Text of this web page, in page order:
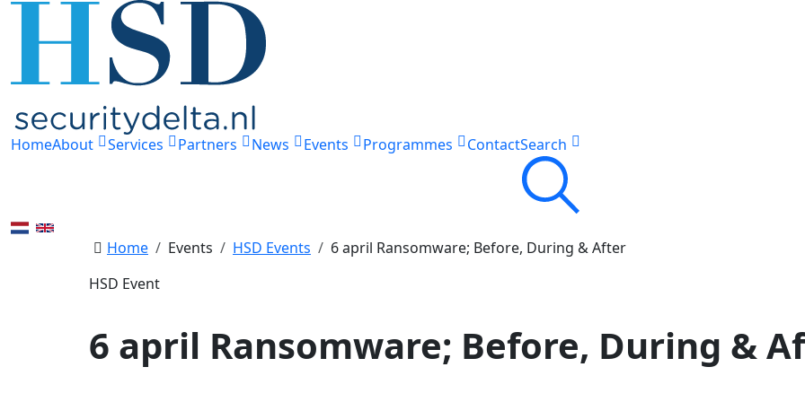
HomeAbout Services Partners News Events Programmes ContactSearch
Home Events HSD Events
6 april Ransomware; Before, During & After
HSD Event
6 april Ransomware; Before, During &